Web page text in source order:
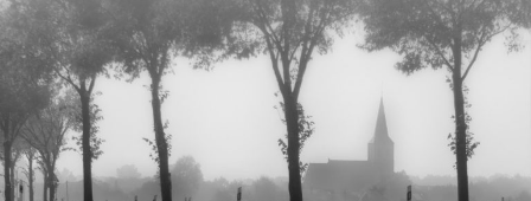
READ MORE